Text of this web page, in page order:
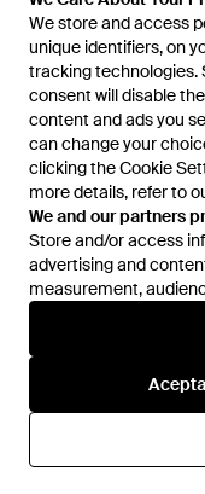
We store and access
unique identifiers, on
tracking technologies.
consent will disable
content and ads you
can change your
clicking the Cookie
more details, refer to
We and our partners
Store and/or access
advertising and
measurement,
Disponible
Ayuda e